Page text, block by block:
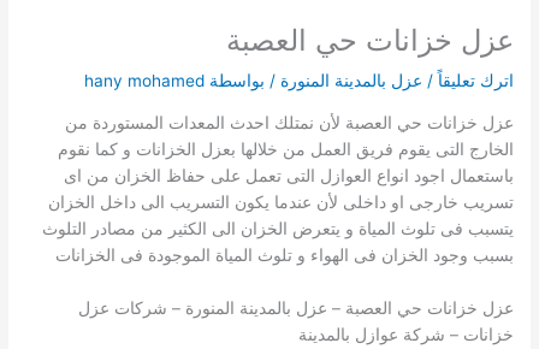
عزل خزانات حي العصبة
اترك تعليقاً / عزل بالمدينة المنورة / بواسطة hany mohamed
عزل خزانات حي العصبة لأن نمتلك احدث المعدات المستوردة من
الخارج التى يقوم فريق العمل من خلالها بعزل الخزانات و كما نقوم
باستعمال اجود انواع العوازل التى تعمل على حفاظ الخزان من اى
تسريب خارجى او داخلى لأن عندما يكون التسريب الى داخل الخزان
يتسبب فى تلوث المياة و يتعرض الخزان الى الكثير من مصادر التلوث
بسبب وجود الخزان فى الهواء و تلوث المياة الموجودة فى الخزانات
عزل خزانات حي العصبة – عزل بالمدينة المنورة – شركات عزل
خزانات – شركة عوازل بالمدينة